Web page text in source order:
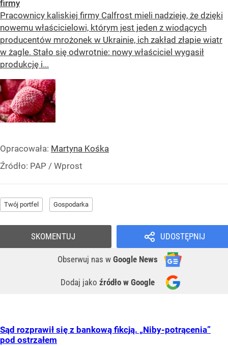
firmy
Pracownicy kaliskiej firmy Calfrost mieli nadzieję, że dzięki
nowemu właścicielowi, którym jest jeden z wiodących
producentów mrożonek w Ukrainie, ich zakład złapie wiatr
w żagle. Stało się odwrotnie: nowy właściciel wygasił
produkcję i...
Opracowała: Martyna Kośka
Źródło: PAP / Wprost
Twój portfel Gospodarka
UDOSTĘPNIJ
Obserwuj nas w Google News
Dodaj jako źródło w Google
SKOMENTUJ
Sąd rozprawił się z bankową fikcją. „Niby-potrącenia”
pod ostrzałem